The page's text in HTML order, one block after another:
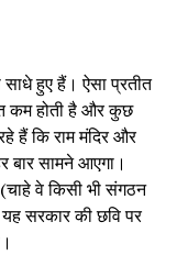
हुए हैं। ऐसा प्रतीत
कम होती है और कुछ
हैं कि राम मंदिर और
बार सामने आएगा।
वे किसी भी संगठन
यह सरकार की छवि पर